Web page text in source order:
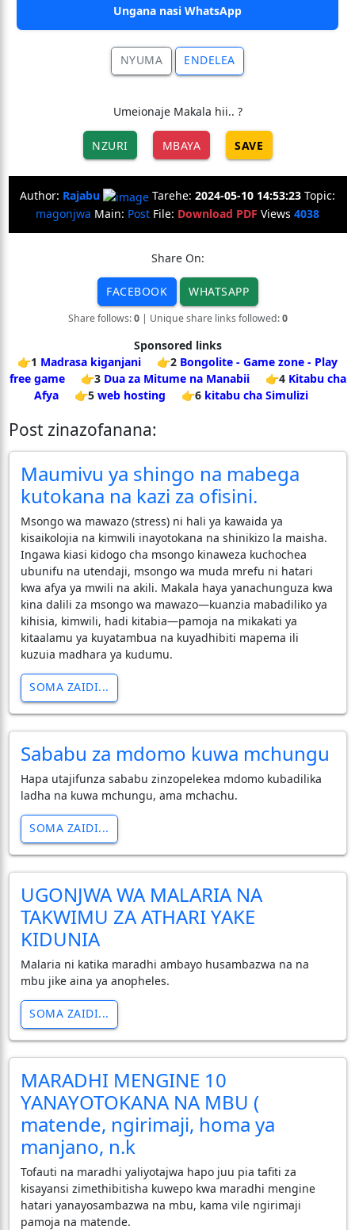
Ungana nasi WhatsApp
NYUMA ENDELEA
Umeionaje Makala hii.. ?
NZURI MBAYA SAVE
Author: Rajabu Tarehe: 2024-05-10 14:53:23 Topic:
magonjwa Main: Post File: Download PDF Views 4038
Share On:
FACEBOOK WHATSAPP
Share follows:0| Unique share links followed:0
Sponsored links
👉1 Madrasa kiganjani 👉2 Bongolite - Game zone - Play
free game
👉3 Dua za Mitume na Manabii 👉4 Kitabu cha
Afya
👉5 web hosting 👉6 kitabu cha Simulizi
Post zinazofanana:
Maumivu ya shingo na mabega
kutokana na kazi za ofisini.
Msongo wa mawazo (stress) ni hali ya kawaida ya
kisaikolojia na kimwili inayotokana na shinikizo la maisha.
Ingawa kiasi kidogo cha msongo kinaweza kuchochea
ubunifu na utendaji, msongo wa muda mrefu ni hatari
kwa afya ya mwili na akili. Makala haya yanachunguza kwa
kina dalili za msongo wa mawazo—kuanzia mabadiliko ya
kihisia, kimwili, hadi kitabia—pamoja na mikakati ya
kitaalamu ya kuyatambua na kuyadhibiti mapema ili
kuzuia madhara ya kudumu.
SOMA ZAIDI...
Sababu za mdomo kuwa mchungu
Hapa utajifunza sababu zinzopelekea mdomo kubadilika
ladha na kuwa mchungu, ama mchachu.
SOMA ZAIDI...
UGONJWA WA MALARIA NA
TAKWIMU ZA ATHARI YAKE
KIDUNIA
Malaria ni katika maradhi ambayo husambazwa na na
mbu jike aina ya anopheles.
SOMA ZAIDI...
MARADHI MENGINE 10
YANAYOTOKANA NA MBU (
matende, ngirimaji, homa ya
manjano, n.k
Tofauti na maradhi yaliyotajwa hapo juu pia tafiti za
kisayansi zimethibitisha kuwepo kwa maradhi mengine
hatari yanayosambazwa na mbu, kama vile ngirimaji
pamoja na matende.